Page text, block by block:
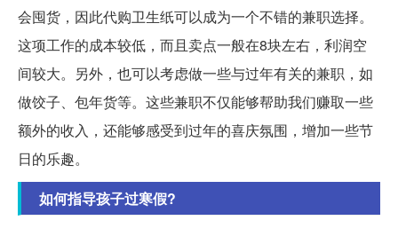
会囤货，因此代购卫生纸可以成为一个不错的兼职选择。
这项工作的成本较低，而且卖点一般在8块左右，利润空
间较大。另外，也可以考虑做一些与过年有关的兼职，如
做饺子、包年货等。这些兼职不仅能够帮助我们赚取一些
额外的收入，还能够感受到过年的喜庆氛围，增加一些节
日的乐趣。
如何指导孩子过寒假?